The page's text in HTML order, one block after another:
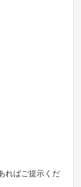
ればご提示くだ